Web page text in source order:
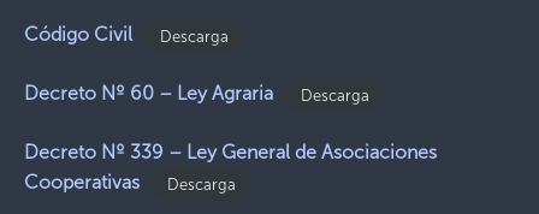
Código Civil Descarga
Decreto Nº 60 – Ley Agraria Descarga
Decreto Nº 339 – Ley General de Asociaciones
Cooperativas
Descarga